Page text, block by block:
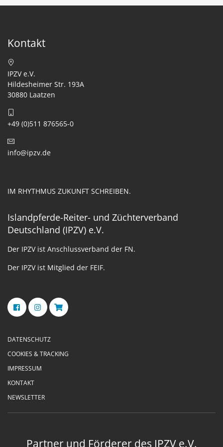
Kontakt
IPZV e.V.
Hildesheimer Str. 193A
30880 Laatzen
+49 (0)511 876565-0
info@ipzv.de
IM RHYTHMUS ZUKUNFT SCHREIBEN.
Islandpferde-Reiter- und Züchterverband
Deutschland (IPZV) e.V.
Der IPZV ist Anschlussverband der FN.
Der IPZV ist Mitglied der FEIF.
DATENSCHUTZ
COOKIES & TRACKING
IMPRESSUM
KONTAKT
NEWSLETTER
Partner und Förderer des IPZV e.V.